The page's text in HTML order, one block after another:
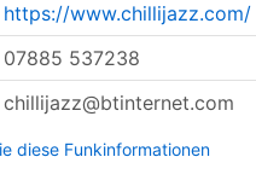
https://www.chillijazz.com/
07885 537238
chillijazz@btinternet.com
diese Funkinformationen